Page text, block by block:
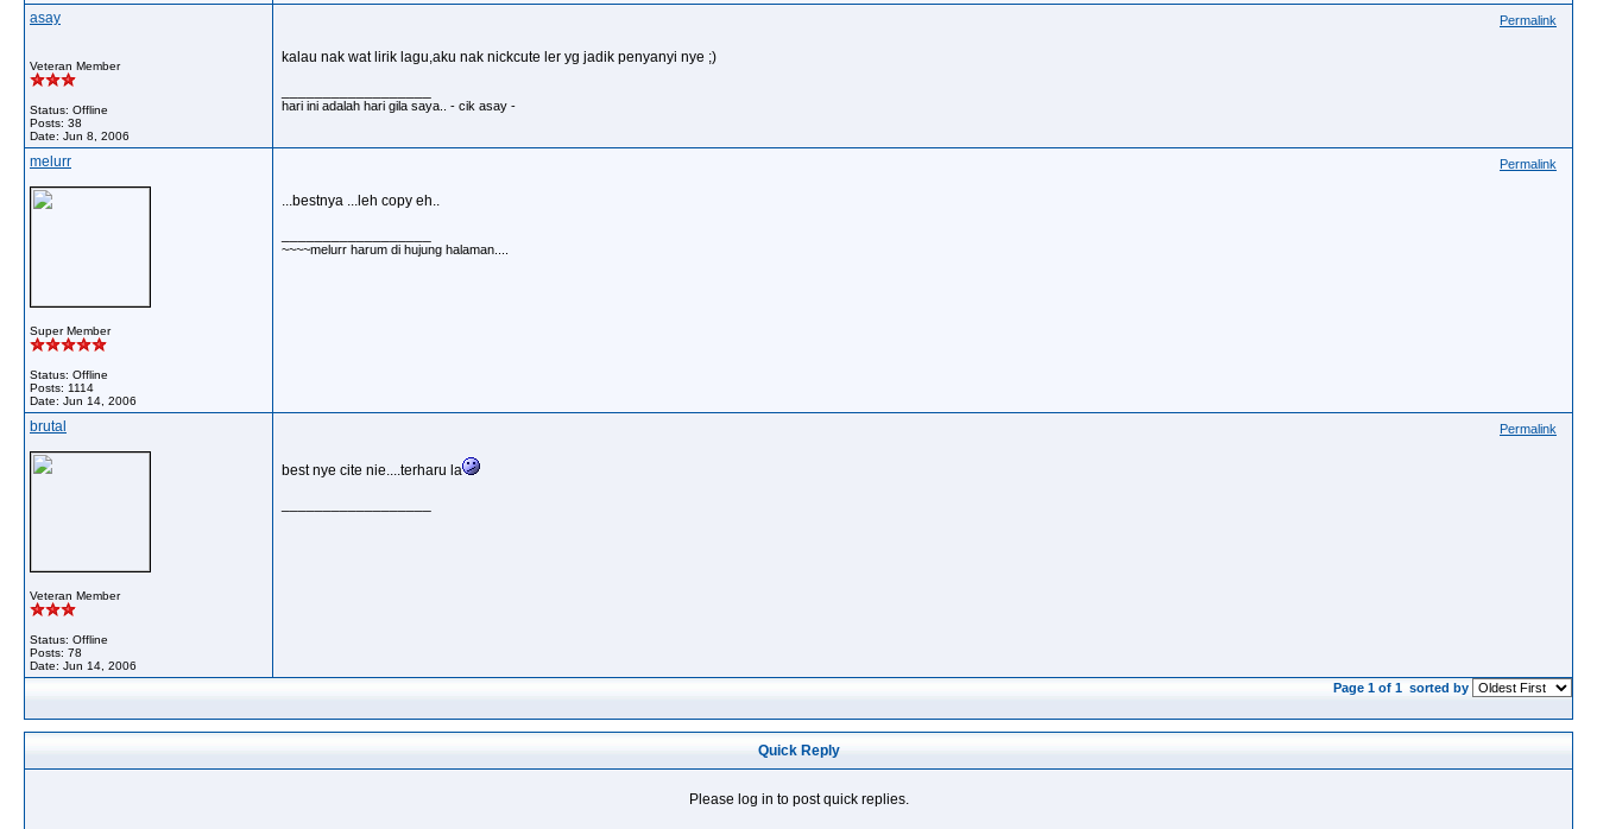
asay
Veteran Member
Status: Offline
Posts: 38
Date: Jun 8, 2006
Permalink
kalau nak wat lirik lagu,aku nak nickcute ler yg jadik penyanyi nye ;)
hari ini adalah hari gila saya.. - cik asay -
melurr
Super Member
Status: Offline
Posts: 1114
Date: Jun 14, 2006
Permalink
...bestnya ...leh copy eh..
~~~~melurr harum di hujung halaman....
brutal
Veteran Member
Status: Offline
Posts: 78
Date: Jun 14, 2006
Permalink
best nye cite nie....terharu la
Page 1 of 1 sorted by
Quick Reply
Please log in to post quick replies.